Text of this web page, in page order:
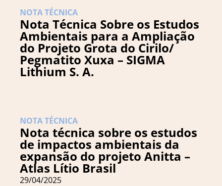
NOTA TÉCNICA
Nota Técnica Sobre os Estudos
Ambientais para a Ampliação
do Projeto Grota do Cirilo/
Pegmatito Xuxa – SIGMA
Lithium S. A.
NOTA TÉCNICA
Nota técnica sobre os estudos
de impactos ambientais da
expansão do projeto Anitta –
Atlas Lítio Brasil
29/04/2025